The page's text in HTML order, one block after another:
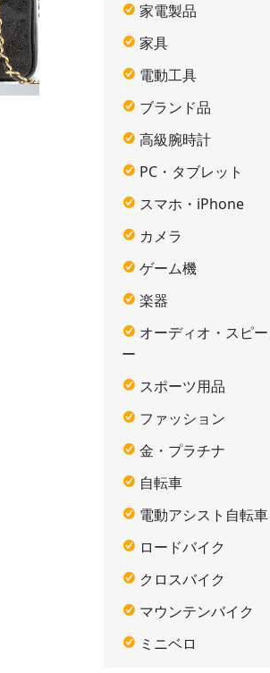
家電製品
家具
電動工具
ブランド品
高級腕時計
PC・タブレット
スマホ・iPhone
カメラ
ゲーム機
楽器
オーディオ・スピ
ー
スポーツ用品
ファッション
金・プラチナ
自転車
電動アシスト自転車
ロードバイク
クロスバイク
マウンテンバイク
ミニベロ